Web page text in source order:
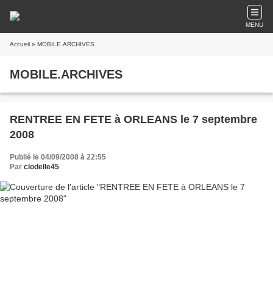
MENU
Accueil » MOBILE.ARCHIVES
MOBILE.ARCHIVES
RENTREE EN FETE à ORLEANS le 7 septembre
2008
Publié le 04/09/2008 à 22:55
Par clodelle45